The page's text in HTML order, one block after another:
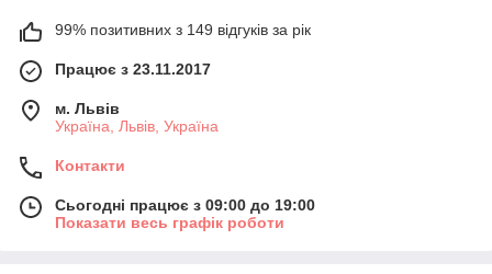
99% позитивних з 149 відгуків за рік
Працює з 23.11.2017
м. Львів
Україна, Львів, Україна
Контакти
Сьогодні працює з 09:00 до 19:00
Показати весь графік роботи